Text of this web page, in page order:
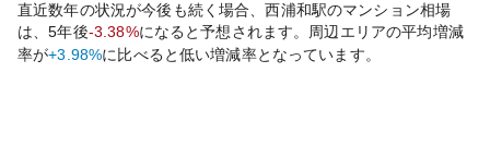
直近数年の状況が今後も続く場合、西浦和駅のマンション相場
は、5年後-3.38%になると予想されます。周辺エリアの平均増減
率が+3.98%に比べると低い増減率となっています。